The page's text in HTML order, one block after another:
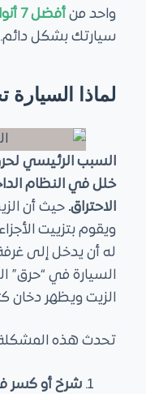
واحد من أفضل 7 أنواع زيوت سيارات في الكويت
سيارتك بشكل دائم.
لماذا
السبب الرئيسي
خلل في النظام
الاحتراق. حيث أن
ويقوم بتزييت
له أن يدخل إلى
السيارة في “حرق”
الزيت ويظهر دخان
تحدث هذه المشكلة
شرخ أو كسر